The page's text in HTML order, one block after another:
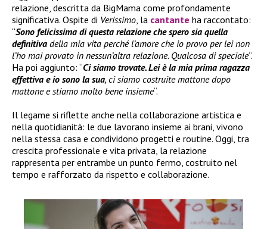
relazione, descritta da BigMama come profondamente
significativa. Ospite di Verissimo, la cantante ha raccontato:
“Sono felicissima di questa relazione che spero sia quella
definitiva della mia vita perché l’amore che io provo per lei non
l’ho mai provato in nessun’altra relazione. Qualcosa di speciale“.
Ha poi aggiunto: “Ci siamo trovate. Lei è la mia prima ragazza
effettiva e io sono la sua, ci siamo costruite mattone dopo
mattone e stiamo molto bene insieme“.
Il legame si riflette anche nella collaborazione artistica e
nella quotidianità: le due lavorano insieme ai brani, vivono
nella stessa casa e condividono progetti e routine. Oggi, tra
crescita professionale e vita privata, la relazione
rappresenta per entrambe un punto fermo, costruito nel
tempo e rafforzato da rispetto e collaborazione.